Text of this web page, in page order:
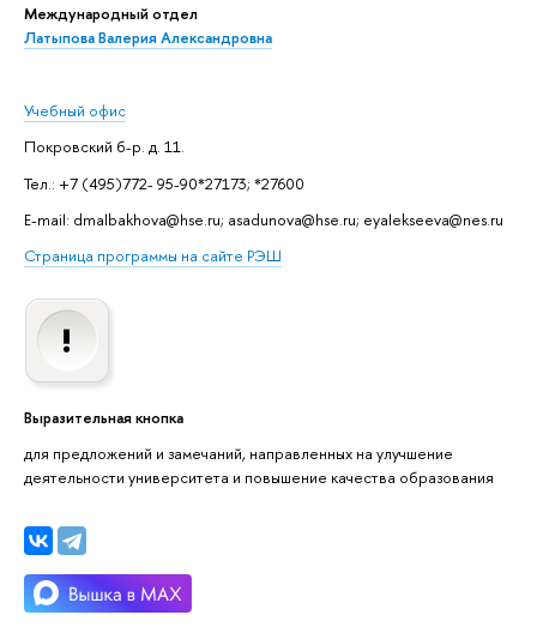
Международный отдел
Латыпова Валерия Александровна
Учебный офис
Покровский б-р. д. 11.
Тел.: +7 (495)772- 95-90*27173; *27600
E-mail: dmalbakhova@hse.ru; asadunova@hse.ru; eyalekseeva@nes.ru
Страница программы на сайте РЭШ
Выразительная кнопка
для предложений и замечаний, направленных на улучшение
деятельности университета и повышение качества образования